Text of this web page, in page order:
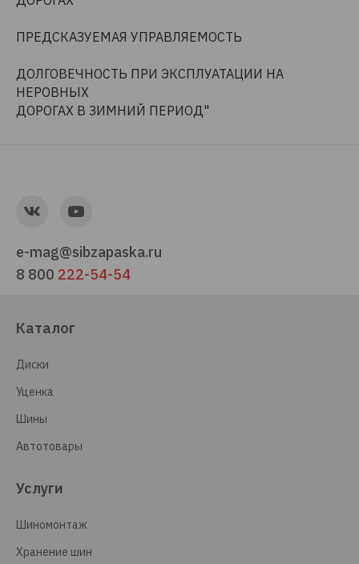
ПРЕДСКАЗУЕМАЯ УПРАВЛЯЕМОСТЬ
ДОЛГОВЕЧНОСТЬ ПРИ ЭКСПЛУАТАЦИИ НА
НЕРОВНЫХ
ДОРОГАХ В ЗИМНИЙ ПЕРИОД"
e-mag@sibzapaska.ru
8 800 222-54-54
Каталог
Диски
Уценка
Шины
Автотовары
Услуги
Шиномонтаж
Хранение шин